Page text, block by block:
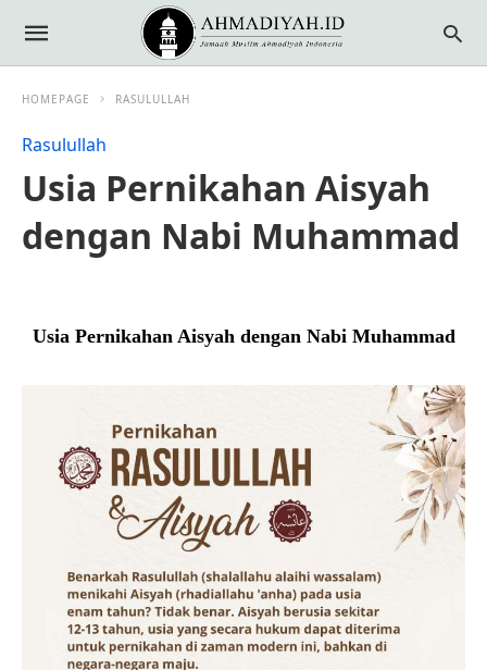
HOMEPAGE RASULULLAH
Rasulullah
Usia Pernikahan Aisyah
dengan Nabi Muhammad
Usia Pernikahan Aisyah dengan Nabi Muhammad